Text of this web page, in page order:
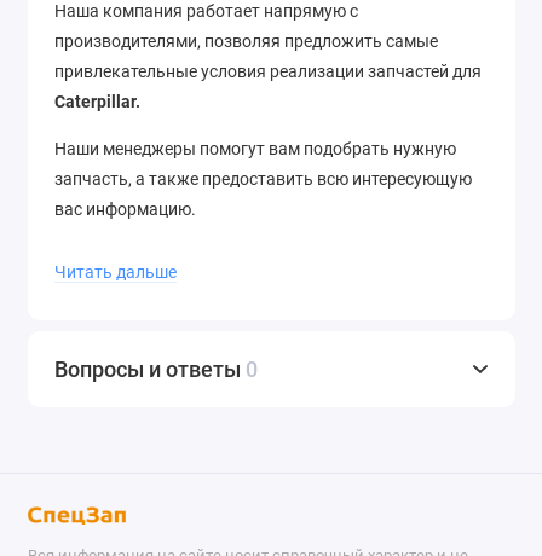
Наша компания работает напрямую с
производителями, позволяя предложить самые
привлекательные условия реализации запчастей для
Caterpillar.
Наши менеджеры помогут вам подобрать нужную
запчасть, а также предоставить всю интересующую
вас информацию.
регионы в течение 12 часов. Доставка до термина ТК
(343) 302-08-98
Читать дальше
Вопросы и ответы 0